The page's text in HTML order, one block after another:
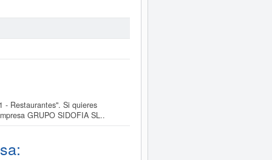
- Restaurantes". Si quieres
GRUPO SIDOFIA SL..